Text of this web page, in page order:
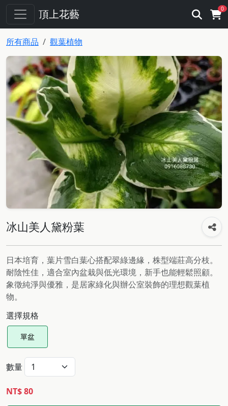
頂上花藝 0
所有商品 觀葉植物
冰山美人黛粉葉
日本培育，葉片雪白葉心搭配翠綠邊緣，株型端莊高分枝。
耐陰性佳，適合室內盆栽與低光環境，新手也能輕鬆照顧。
象徵純淨與優雅，是居家綠化與辦公室裝飾的理想觀葉植
物。
選擇規格
單盆
數量
NT$ 80